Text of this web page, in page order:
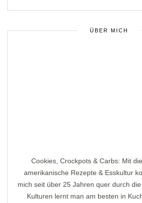
ÜBER MICH
Cookies, Crockpots & Carbs: Mit
amerikanische Rezepte & Esskultur
mich seit über 25 Jahren quer durch
Kulturen lernt man am besten in